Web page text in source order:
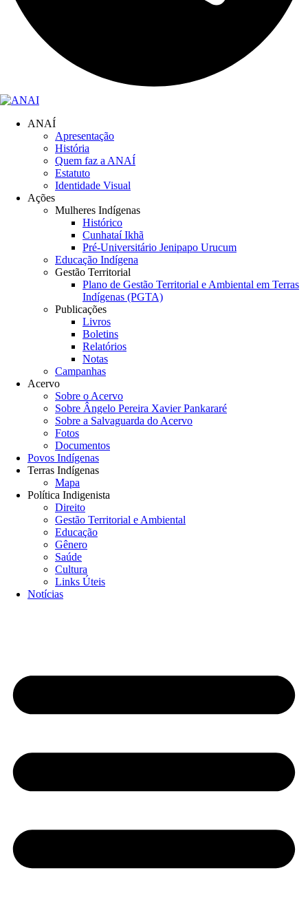
ANAÍ
Apresentação
História
Quem faz a ANAÍ
Estatuto
Identidade Visual
Ações
Mulheres Indígenas
Histórico
Cunhataí Ikhã
Pré-Universitário Jenipapo Urucum
Educação Indígena
Gestão Territorial
Plano de Gestão Territorial e Ambiental em Terras
Indígenas (PGTA)
Publicações
Livros
Boletins
Relatórios
Notas
Campanhas
Acervo
Sobre o Acervo
Sobre Ângelo Pereira Xavier Pankararé
Sobre a Salvaguarda do Acervo
Fotos
Documentos
Povos Indígenas
Terras Indígenas
Mapa
Política Indigenista
Direito
Gestão Territorial e Ambiental
Educação
Gênero
Saúde
Cultura
Links Úteis
Notícias